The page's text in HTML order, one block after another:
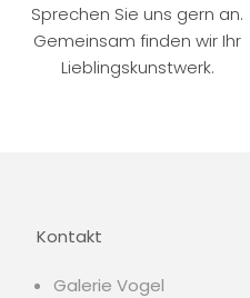
Sprechen Sie uns gern an.
Gemeinsam finden wir Ihr
Lieblingskunstwerk.
Kontakt
Galerie Vogel